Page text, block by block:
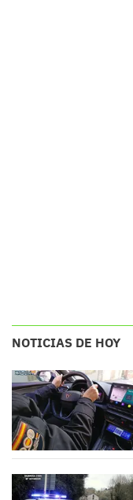
NOTICIAS DE HOY